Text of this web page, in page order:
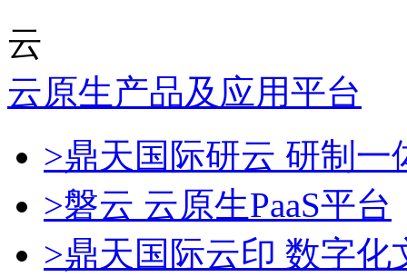
云
云原生产品及应用平台
>鼎天国际研云 研制
>磐云 云原生PaaS平台
>鼎天国际云印 数字化